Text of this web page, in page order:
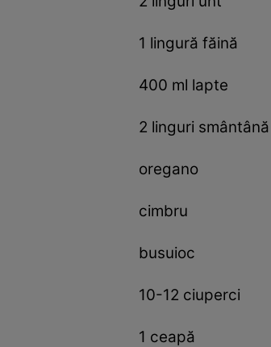
1 lingură făină
400 ml lapte
2 linguri smântână
oregano
cimbru
busuioc
10-12 ciuperci
1 ceapă